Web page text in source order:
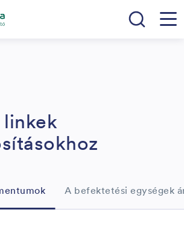
linkek
A befektetési egységek